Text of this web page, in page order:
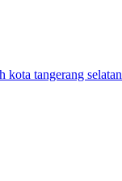
kota tangerang selatan